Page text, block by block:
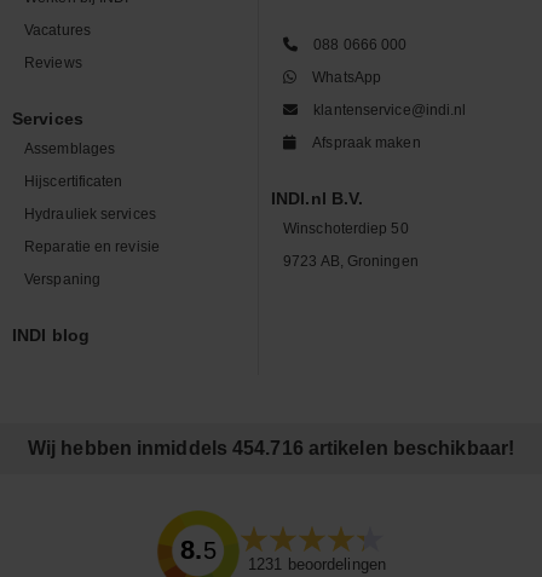
Vacatures
Reviews
Services
Assemblages
Hijscertificaten
Hydrauliek services
Reparatie en revisie
Verspaning
INDI blog
088 0666 000
WhatsApp
klantenservice@indi.nl
Afspraak maken
INDI.nl B.V.
Winschoterdiep 50
9723 AB, Groningen
Wij hebben inmiddels 454.716 artikelen beschikbaar!
8.5
1231 beoordelingen